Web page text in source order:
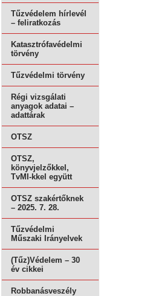
Tűzvédelem hírlevél
– feliratkozás
Katasztrófavédelmi
törvény
Tűzvédelmi törvény
Régi vizsgálati
anyagok adatai –
adattárak
OTSZ
OTSZ,
könyvjelzőkkel,
TvMI-kkel együtt
OTSZ szakértőknek
– 2025. 7. 28.
Tűzvédelmi
Műszaki Irányelvek
(Tűz)Védelem – 30
év cikkei
Robbanásveszély